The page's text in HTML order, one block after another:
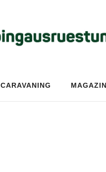
CARAVANING MAGAZIN